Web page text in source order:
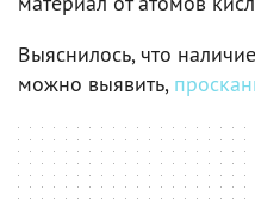
Выяснилось, что
можно выявить,